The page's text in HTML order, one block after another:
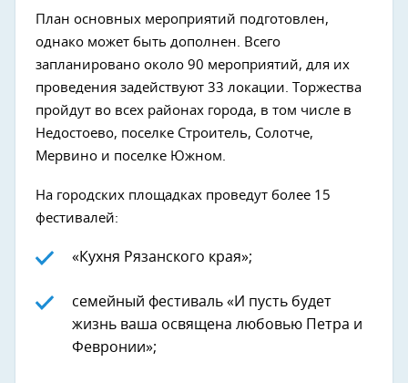
План основных мероприятий подготовлен,
однако может быть дополнен. Всего
запланировано около 90 мероприятий, для их
проведения задействуют 33 локации. Торжества
пройдут во всех районах города, в том числе в
Недостоево, поселке Строитель, Солотче,
Мервино и поселке Южном.
На городских площадках проведут более 15
фестивалей:
«Кухня Рязанского края»;
семейный фестиваль «И пусть будет
жизнь ваша освящена любовью Петра и
Февронии»;